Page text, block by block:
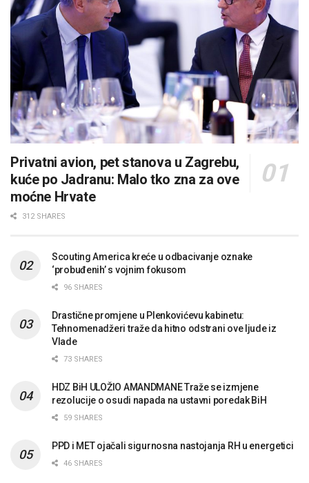
Privatni avion, pet stanova u Zagrebu,
kuće po Jadranu: Malo tko zna za ove
moćne Hrvate
312 SHARES
Scouting America kreće u odbacivanje oznake
‘probuđenih’ s vojnim fokusom
96 SHARES
Drastične promjene u Plenkovićevu kabinetu:
Tehnomenadžeri traže da hitno odstrani ove ljude iz
Vlade
73 SHARES
HDZ BiH ULOŽIO AMANDMANE Traže se izmjene
rezolucije o osudi napada na ustavni poredak BiH
59 SHARES
PPD i MET ojačali sigurnosna nastojanja RH u energetici
46 SHARES